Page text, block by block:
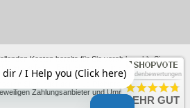
Kosten bereits für Sie vorab bezahlt. Sie
anfallen. Bei Lieferungen in andere Nicht-EU-
Shop oder der neue Richtpreis nach alten
Zahlungsanbieter und Umrechnungskurse
Kundenbewertungen
SEHR GUT